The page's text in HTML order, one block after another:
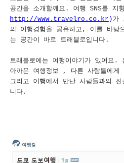
공간을 소개할께요. 여행 SNS를 지
http://www.travelro.co.kr ) 가
의 여행경험을 공유하고, 이를 바탕
는 공간이 바로 트래블로입니다.
트래블로에는 여행이야기가 있어요.
아까운 여행정보 , 다른 사람들에게
그리고 여행에서 만난 사람들과의
니다.